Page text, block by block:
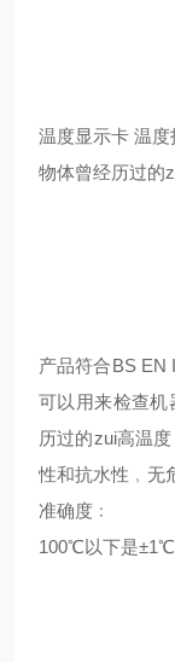
温度显示卡 温
物体曾经历过的
产品符合BS EN
可以用来检查机
历过的zui高温
性和抗水性﹐无
准确度﹕
100℃以下是±1℃